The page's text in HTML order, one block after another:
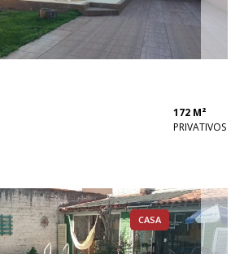
172 M²
PRIVATIVOS
CASA